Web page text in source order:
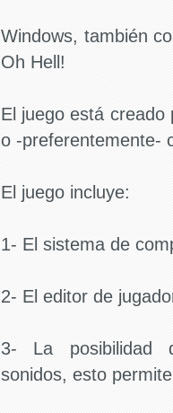
Windows, también
Oh Hell!
El juego está
o -preferentemente-
El juego incluye:
1- El sistema de
2- El editor de
3- La posibilidad
sonidos, esto